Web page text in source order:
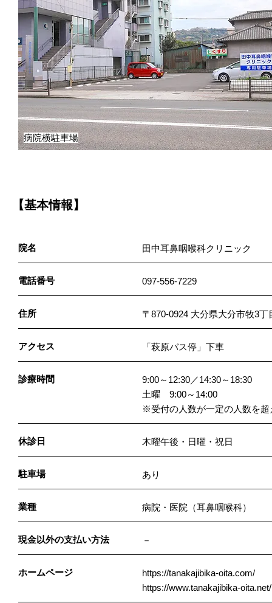
病院横駐車場
【基本情報】
院名 田中耳鼻咽喉科クリニック
電話番号 097-556-7229
住所 〒870-0924 大分県大分市牧3丁
アクセス 「萩原バス停」下車
診療時間
9:00～12:30／14:30～18:30
土曜 9:00～14:00
※受付の人数が一定の人数を
休診日 木曜午後・日曜・祝日
駐車場 あり
業種 病院・医院（耳鼻咽喉科）
現金以外の支払い方法 －
ホームページ
https://tanakajibika-oita.com/
https://www.tanakajibika-oita.net/